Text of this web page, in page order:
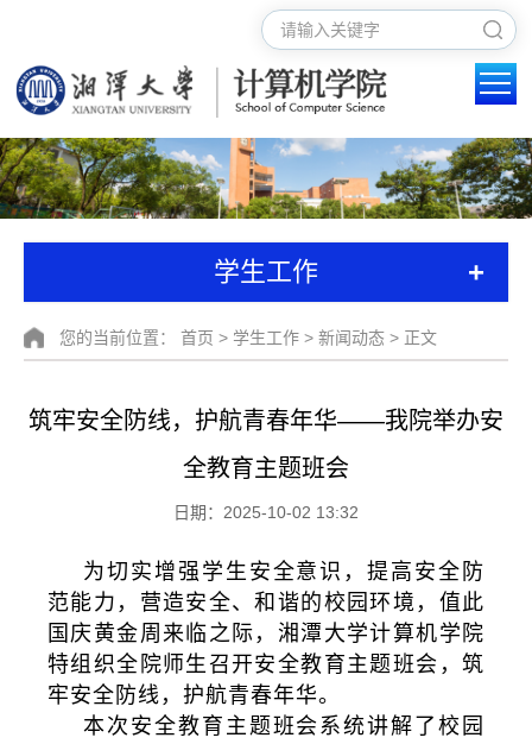
学生工作 +
您的当前位置： 首页 > 学生工作 > 新闻动态 > 正文
筑牢安全防线，护航青春年华——我院举办安
全教育主题班会
日期：2025-10-02 13:32
为切实增强学生安全意识，提高安全防
范能力，营造安全、和谐的校园环境，值此
国庆黄金周来临之际，湘潭大学计算机学院
特组织全院师生召开安全教育主题班会，筑
牢安全防线，护航青春年华。
本次安全教育主题班会系统讲解了校园